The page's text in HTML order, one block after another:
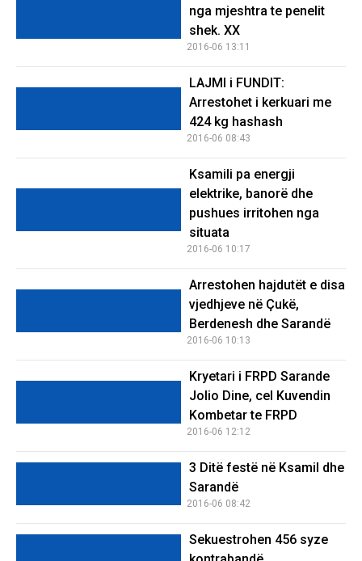
nga mjeshtra te penelit
shek. XX
2016-06 13:11
LAJMI i FUNDIT:
Arrestohet i kerkuari me
424 kg hashash
2016-06 08:43
Ksamili pa energji
elektrike, banorë dhe
pushues irritohen nga
situata
2016-06 10:17
Arrestohen hajdutët e disa
vjedhjeve në Çukë,
Berdenesh dhe Sarandë
2016-06 10:13
Kryetari i FRPD Sarande
Jolio Dine, cel Kuvendin
Kombetar te FRPD
2016-06 12:12
3 Ditë festë në Ksamil dhe
Sarandë
2016-06 08:42
Sekuestrohen 456 syze